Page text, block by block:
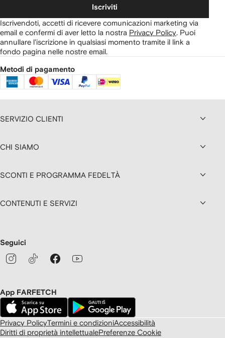
Iscriviti
Iscrivendoti, accetti di ricevere comunicazioni marketing via
email e confermi di aver letto la nostra Privacy Policy. Puoi
annullare l'iscrizione in qualsiasi momento tramite il link a
fondo pagina nelle nostre email.
Metodi di pagamento
SERVIZIO CLIENTI
CHI SIAMO
SCONTI E PROGRAMMA FEDELTÀ
CONTENUTI E SERVIZI
Seguici
App FARFETCH
Privacy PolicyTermini e condizioniAccessibilità
Diritti di proprietà intellettualePreferenze Cookie